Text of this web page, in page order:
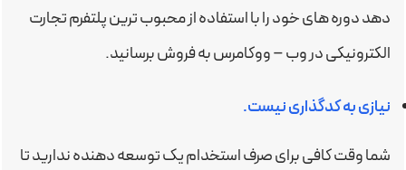
دهد دوره های خود را با استفاده از محبوب ترین پلتفرم تجارت
الکترونیکی در وب – ووکامرس به فروش برسانید.
نیازی به کدگذاری نیست.
شما وقت کافی برای صرف استخدام یک توسعه دهنده ندارید تا